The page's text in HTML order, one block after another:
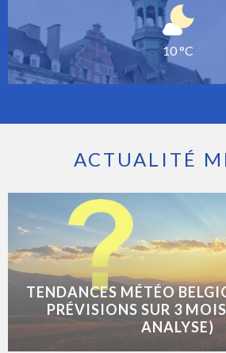
10 °C
ACTUALITÉ
TENDANCES MÉTÉO
PRÉVISIONS SUR 3
ANALYSE)